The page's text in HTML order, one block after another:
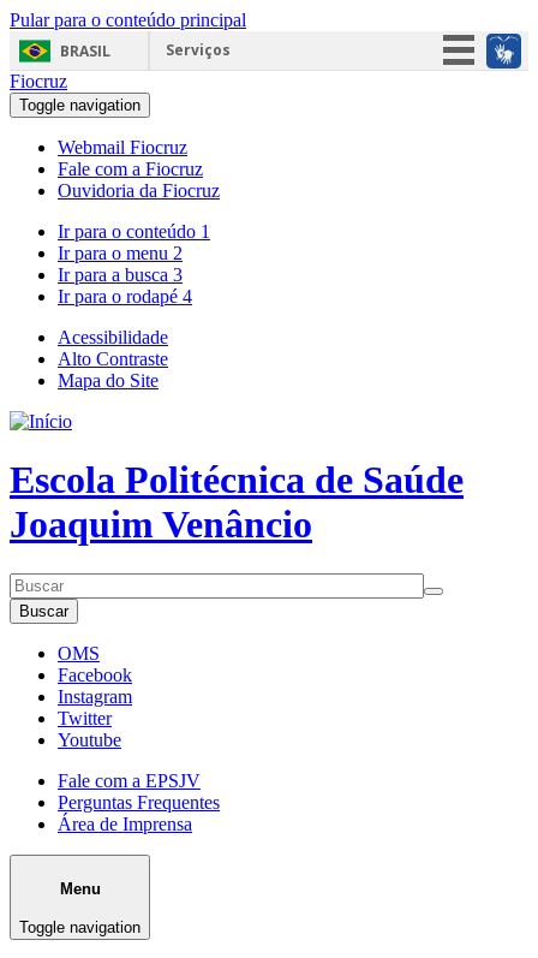
Pular para o conteúdo principal
BRASIL
Serviços
Fiocruz
Toggle navigation
Webmail Fiocruz
Fale com a Fiocruz
Ouvidoria da Fiocruz
Ir para o conteúdo 1
Ir para o menu 2
Ir para a busca 3
Ir para o rodapé 4
Acessibilidade
Alto Contraste
Mapa do Site
Escola Politécnica de Saúde
Joaquim Venâncio
Buscar
OMS
Facebook
Instagram
Twitter
Youtube
Fale com a EPSJV
Perguntas Frequentes
Área de Imprensa
Menu
Toggle navigation